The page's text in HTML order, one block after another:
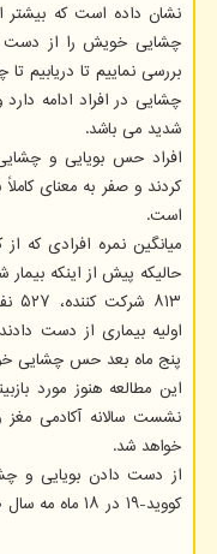
نشان داده است که بیشتر
چشایی خویش را از دست
بررسی نماییم تا دریابیم
شدید می باشد.
است.
میانگین نمره افرادی که
پنج ماه بعد حس چشایی
خواهد شد.
از دست دادن بویایی و
کووید-۱۹ در ۱۸ ماه مه سال ۲۰۲۰ شناخته شد.